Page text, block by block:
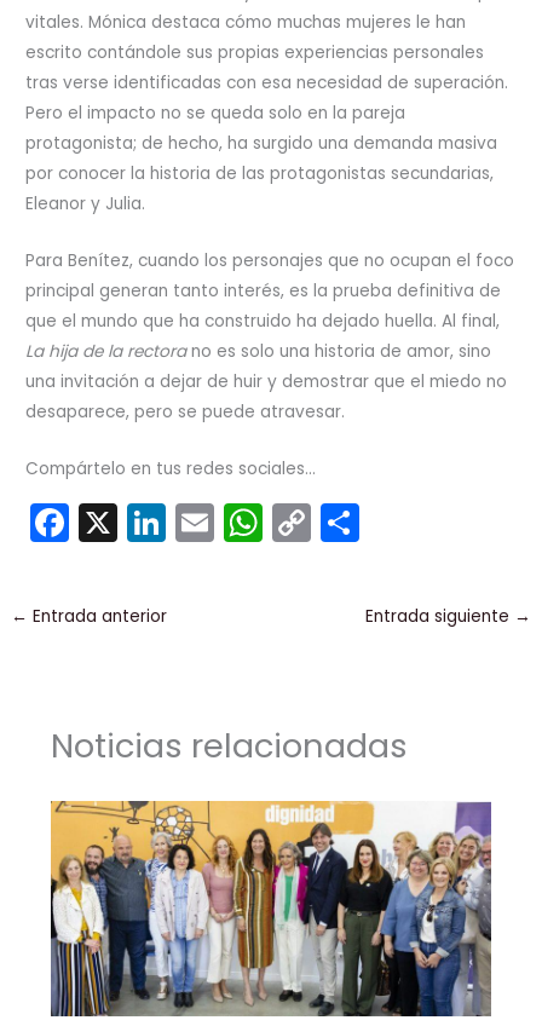
vitales. Mónica destaca cómo muchas mujeres le han
escrito contándole sus propias experiencias personales
tras verse identificadas con esa necesidad de superación.
Pero el impacto no se queda solo en la pareja
protagonista; de hecho, ha surgido una demanda masiva
por conocer la historia de las protagonistas secundarias,
Eleanor y Julia.
Para Benítez, cuando los personajes que no ocupan el foco
principal generan tanto interés, es la prueba definitiva de
que el mundo que ha construido ha dejado huella. Al final,
La hija de la rectorano es solo una historia de amor, sino
una invitación a dejar de huir y demostrar que el miedo no
desaparece, pero se puede atravesar.
Compártelo en tus redes sociales...
F
a
c
e
o
k
X Li
n
k
E
m
W
h
p
C
o
k
m
p
← Entrada anterior Entrada siguiente →
Noticias relacionadas